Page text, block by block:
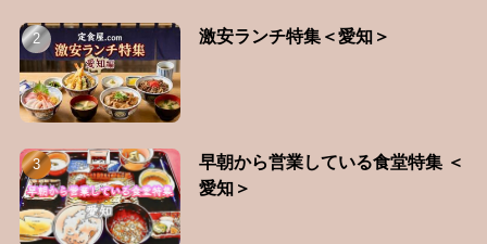
激安ランチ特集＜愛知＞
早朝から営業している食堂特集 ＜
愛知＞